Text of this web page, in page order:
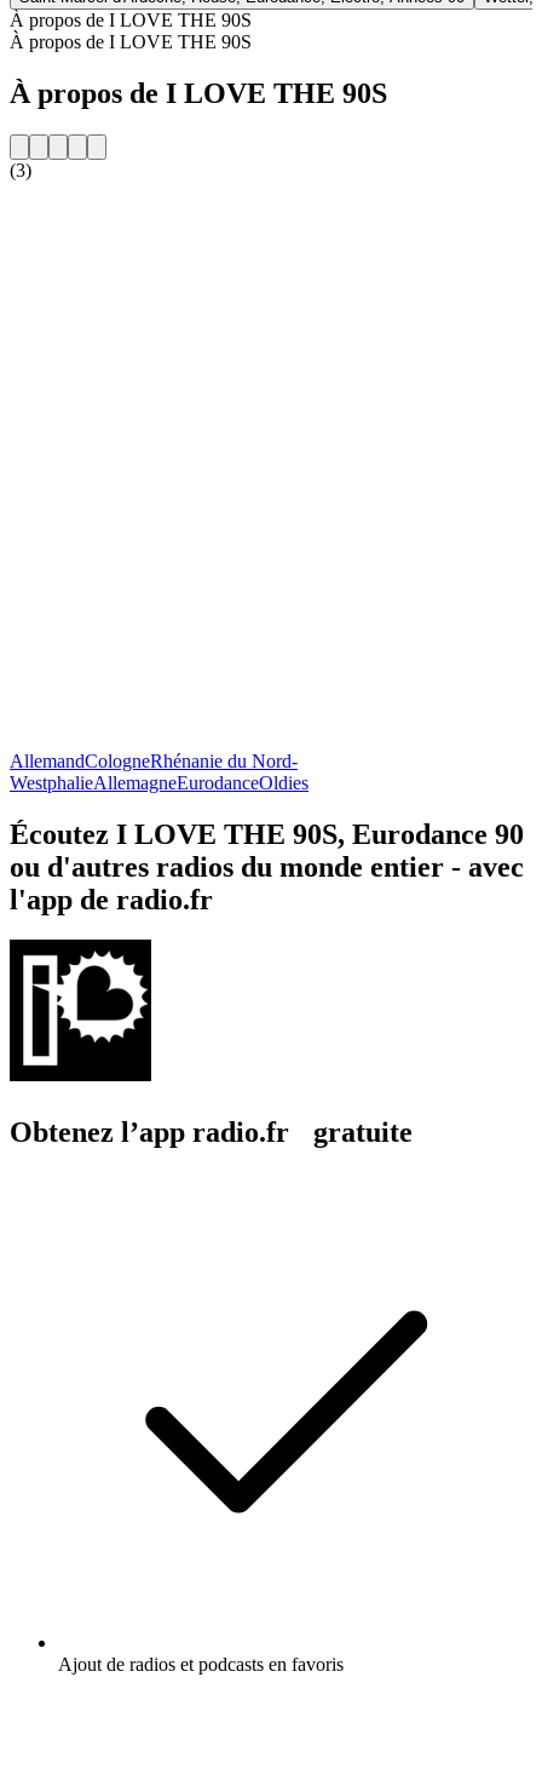
À propos de I LOVE THE 90S
À propos de I LOVE THE 90S
À propos de I LOVE THE 90S
(3)
AllemandCologneRhénanie du Nord-
WestphalieAllemagneEurodanceOldies
Écoutez I LOVE THE 90S, Eurodance 90
ou d'autres radios du monde entier - avec
l'app de radio.fr
Obtenez l’app radio.fr gratuite
Ajout de radios et podcasts en favoris